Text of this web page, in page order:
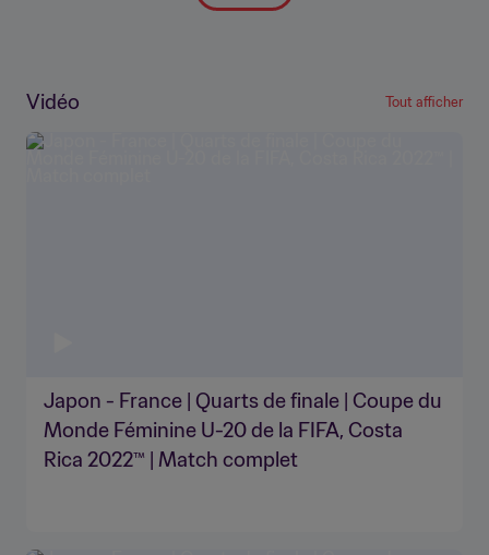
Vidéo Tout afficher
Japon - France | Quarts de finale | Coupe du
Monde Féminine U-20 de la FIFA, Costa
Rica 2022™ | Match complet